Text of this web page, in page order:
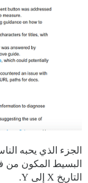
البسيط المكون من
التاريخ X إلى Y.